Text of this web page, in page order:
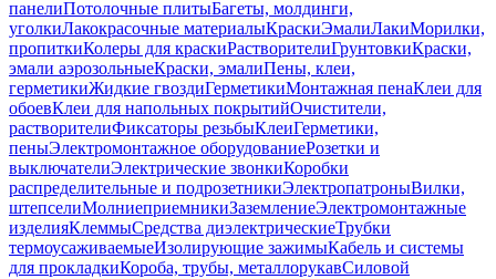
панелиПотолочные плитыБагеты, молдинги,
уголкиЛакокрасочные материалыКраскиЭмалиЛакиМорилки,
пропиткиКолеры для краскиРастворителиГрунтовкиКраски,
эмали аэрозольныеКраски, эмалиПены, клеи,
герметикиЖидкие гвоздиГерметикиМонтажная пенаКлеи для
обоевКлеи для напольных покрытийОчистители,
растворителиФиксаторы резьбыКлеиГерметики,
пеныЭлектромонтажное оборудованиеРозетки и
выключателиЭлектрические звонкиКоробки
распределительные и подрозетникиЭлектропатроныВилки,
штепселиМолниеприемникиЗаземлениеЭлектромонтажные
изделияКлеммыСредства диэлектрическиеТрубки
термоусаживаемыеИзолирующие зажимыКабель и системы
для прокладкиКороба, трубы, металлорукавСиловой